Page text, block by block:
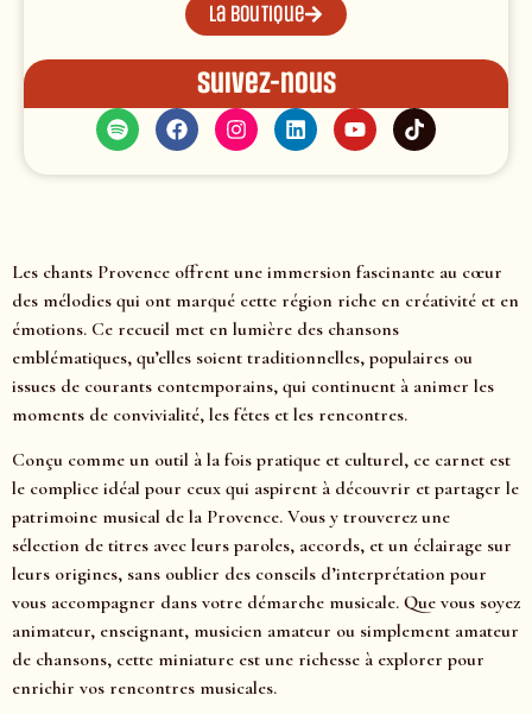
La boutique
Suivez-nous
Les chants Provence offrent une immersion fascinante au cœur
des mélodies qui ont marqué cette région riche en créativité et en
émotions. Ce recueil met en lumière des chansons
emblématiques, qu’elles soient traditionnelles, populaires ou
issues de courants contemporains, qui continuent à animer les
moments de convivialité, les fêtes et les rencontres.
Conçu comme un outil à la fois pratique et culturel, ce carnet est
le complice idéal pour ceux qui aspirent à découvrir et partager le
patrimoine musical de la Provence. Vous y trouverez une
sélection de titres avec leurs paroles, accords, et un éclairage sur
leurs origines, sans oublier des conseils d’interprétation pour
vous accompagner dans votre démarche musicale. Que vous soyez
animateur, enseignant, musicien amateur ou simplement amateur
de chansons, cette miniature est une richesse à explorer pour
enrichir vos rencontres musicales.